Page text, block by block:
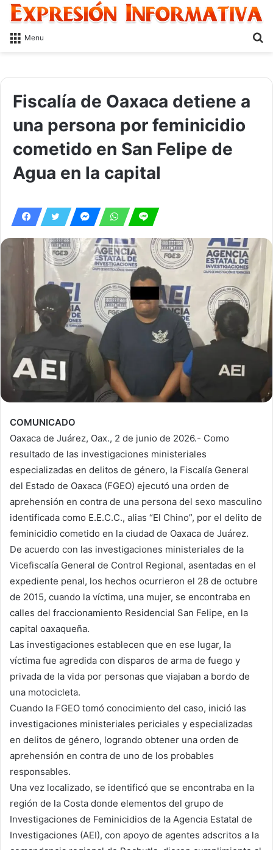
Menu
Fiscalía de Oaxaca detiene a
una persona por feminicidio
cometido en San Felipe de
Agua en la capital
COMUNICADO
Oaxaca de Juárez, Oax., 2 de junio de 2026.- Como
resultado de las investigaciones ministeriales
especializadas en delitos de género, la Fiscalía General
del Estado de Oaxaca (FGEO) ejecutó una orden de
aprehensión en contra de una persona del sexo masculino
identificada como E.E.C.C., alias “El Chino”, por el delito de
feminicidio cometido en la ciudad de Oaxaca de Juárez.
De acuerdo con las investigaciones ministeriales de la
Vicefiscalía General de Control Regional, asentadas en el
expediente penal, los hechos ocurrieron el 28 de octubre
de 2015, cuando la víctima, una mujer, se encontraba en
calles del fraccionamiento Residencial San Felipe, en la
capital oaxaqueña.
Las investigaciones establecen que en ese lugar, la
víctima fue agredida con disparos de arma de fuego y
privada de la vida por personas que viajaban a bordo de
una motocicleta.
Cuando la FGEO tomó conocimiento del caso, inició las
investigaciones ministeriales periciales y especializadas
en delitos de género, logrando obtener una orden de
aprehensión en contra de uno de los probables
responsables.
Una vez localizado, se identificó que se encontraba en la
región de la Costa donde elementos del grupo de
Investigaciones de Feminicidios de la Agencia Estatal de
Investigaciones (AEI), con apoyo de agentes adscritos a la